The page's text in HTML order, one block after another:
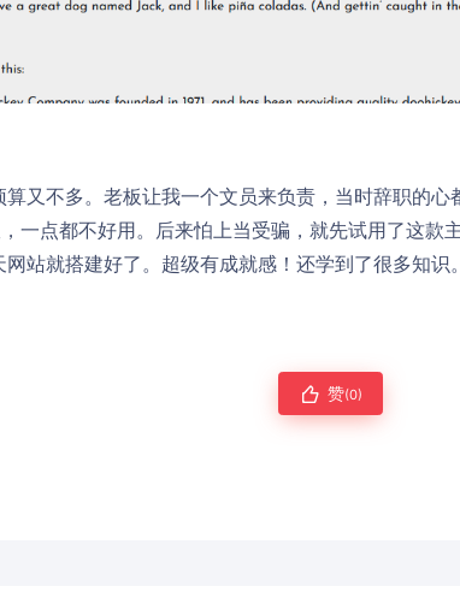
又不多。老板让我一个文员来负责，当时辞职的
一点都不好用。后来怕上当受骗，就先试用了这款
网站就搭建好了。超级有成就感！还学到了很多知
赞(0)